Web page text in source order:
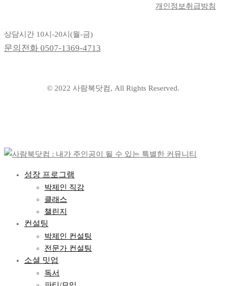
개인정보취급방침
상담시간 10시-20시(월-금)
문의전화 0507-1369-4713
© 2022 사람북닷컴, All Rights Reserved.
성장 프로그램
박제인 직강
클래스
챌린지
컨설팅
박제인 컨설팅
전문가 컨설팅
소셜 밋업
독서